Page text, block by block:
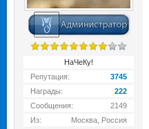
НаЧеКу!
Репутация:
3745
Награды:
222
Сообщения:
2149
Из:
Москва, Россия